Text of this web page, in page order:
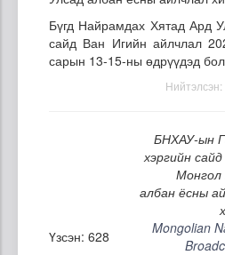
Бүгд Найрамдах Хятад Ард
сайд Ван Игийн айлчлал
сарын 13-15-ны өдрүүдэд
Нийтэлсэн:
БНХАУ-ын
хэргийн
Монгол
албан ёсны
Үзсэн: 628
Mongolian